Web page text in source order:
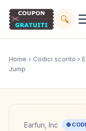
🔍
Home › Codici sconto ›
Jump
Earfun, Inc 🌐